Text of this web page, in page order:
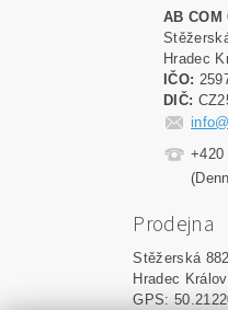
AB COM
Hradec
IČO:
DIČ:
+420
Prodejna
Stěžerská 882
Hradec
GPS: